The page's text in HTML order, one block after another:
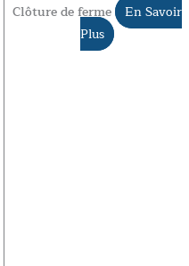
Clôture de ferme En Savoir
Plus